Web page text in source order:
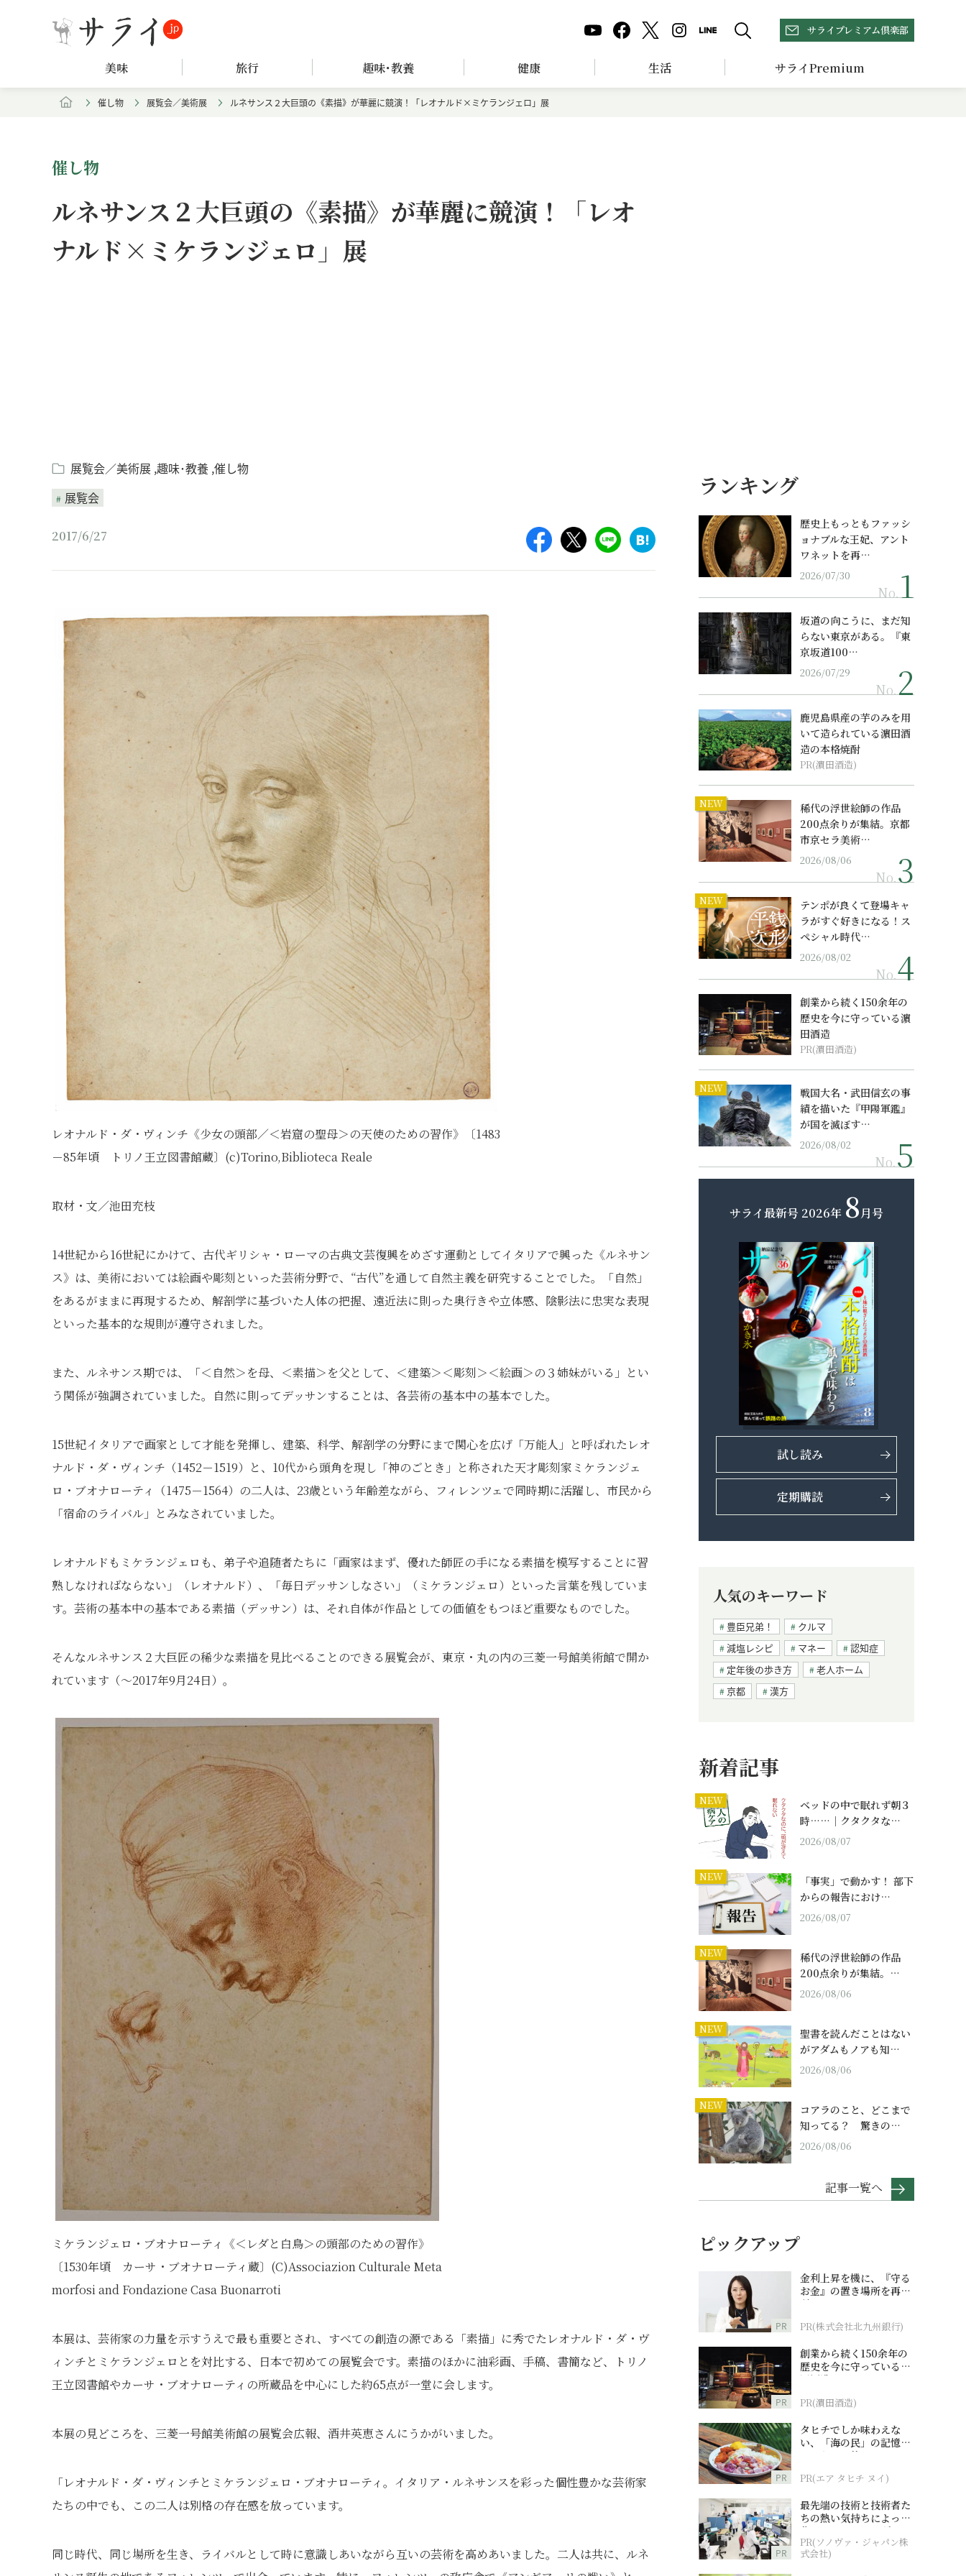
サライプレミアム倶楽部
美味 旅行 趣味･教養 健康 生活 サライPremium
催し物 展覧会／美術展 ルネサンス２大巨頭の《素描》が華麗に競演！「レオナルド×ミケランジェロ」展
催し物
ルネサンス２大巨頭の《素描》が華麗に競演！「レオ
ナルド×ミケランジェロ」展
展覧会／美術展 趣味･教養 催し物
展覧会
2017/6/27
レオナルド・ダ・ヴィンチ《少女の頭部／＜岩窟の聖母＞の天使のための習作》〔1483
－85年頃 トリノ王立図書館蔵〕(c)Torino,Biblioteca Reale
取材・文／池田充枝
14世紀から16世紀にかけて、古代ギリシャ・ローマの古典文芸復興をめざす運動としてイタリアで興った《ルネサン
ス》は、美術においては絵画や彫刻といった芸術分野で、“古代”を通して自然主義を研究することでした。「自然」
をあるがままに再現するため、解剖学に基づいた人体の把握、遠近法に則った奥行きや立体感、陰影法に忠実な表現
といった基本的な規則が遵守されました。
また、ルネサンス期では、「＜自然＞を母、＜素描＞を父として、＜建築＞＜彫刻＞＜絵画＞の３姉妹がいる」とい
う関係が強調されていました。自然に則ってデッサンすることは、各芸術の基本中の基本でした。
15世紀イタリアで画家として才能を発揮し、建築、科学、解剖学の分野にまで関心を広げ「万能人」と呼ばれたレオ
ナルド・ダ・ヴィンチ（1452－1519）と、10代から頭角を現し「神のごとき」と称された天才彫刻家ミケランジェ
ロ・ブオナローティ（1475－1564）の二人は、23歳という年齢差ながら、フィレンツェで同時期に活躍し、市民から
「宿命のライバル」とみなされていました。
レオナルドもミケランジェロも、弟子や追随者たちに「画家はまず、優れた師匠の手になる素描を模写することに習
熟しなければならない」（レオナルド）、「毎日デッサンしなさい」（ミケランジェロ）といった言葉を残していま
す。芸術の基本中の基本である素描（デッサン）は、それ自体が作品としての価値をもつほど重要なものでした。
そんなルネサンス２大巨匠の稀少な素描を見比べることのできる展覧会が、東京・丸の内の三菱一号館美術館で開か
れています（〜2017年9月24日）。
ミケランジェロ・ブオナローティ《＜レダと白鳥＞の頭部のための習作》
〔1530年頃 カーサ・ブオナローティ蔵〕(C)Associazion Culturale Meta
morfosi and Fondazione Casa Buonarroti
本展は、芸術家の力量を示すうえで最も重要とされ、すべての創造の源である「素描」に秀でたレオナルド・ダ・ヴ
ィンチとミケランジェロとを対比する、日本で初めての展覧会です。素描のほかに油彩画、手稿、書簡など、トリノ
王立図書館やカーサ・ブオナローティの所蔵品を中心にした約65点が一堂に会します。
本展の見どころを、三菱一号館美術館の展覧会広報、酒井英恵さんにうかがいました。
「レオナルド・ダ・ヴィンチとミケランジェロ・ブオナローティ。イタリア・ルネサンスを彩った個性豊かな芸術家
たちの中でも、この二人は別格の存在感を放っています。
同じ時代、同じ場所を生き、ライバルとして時に意識しあいながら互いの芸術を高めあいました。二人は共に、ルネ
ランキング
歴史上もっともファッシ
ョナブルな王妃、アント
ワネットを再…
2026/07/30
No.
坂道の向こうに、まだ知
らない東京がある。『東
京坂道100…
2026/07/29
No.
鹿児島県産の芋のみを用
いて造られている濵田酒
造の本格焼酎
PR(濵田酒造)
NEW
稀代の浮世絵師の作品
200点余りが集結。京都
市京セラ美術…
2026/08/06
No.
NEW
テンポが良くて登場キャ
ラがすぐ好きになる！ス
ペシャル時代…
2026/08/02
No.
創業から続く150余年の
歴史を今に守っている濵
田酒造
PR(濵田酒造)
NEW
戦国大名・武田信玄の事
績を描いた『甲陽軍鑑』
が国を滅ぼす…
2026/08/02
No.
サライ最新号 2026年 8月号
試し読み
定期購読
人気のキーワード
豊臣兄弟！
クルマ
減塩レシピ
マネー
認知症
定年後の歩き方
老人ホーム
京都
漢方
新着記事
NEW
ベッドの中で眠れず朝３
時……｜クタクタな…
2026/08/07
NEW
「事実」で動かす！ 部下
からの報告におけ…
2026/08/07
NEW
稀代の浮世絵師の作品
200点余りが集結。…
2026/08/06
NEW
聖書を読んだことはない
がアダムもノアも知…
2026/08/06
NEW
コアラのこと、どこまで
知ってる？ 驚きの…
2026/08/06
記事一覧へ
ピックアップ
PR
金利上昇を機に、『守る
お金』の置き場所を再検
討
PR(株式会社北九州銀行)
PR
創業から続く150余年の
歴史を今に守っている濵
田酒造
PR(濵田酒造)
PR
タヒチでしか味わえな
い、「海の民」の記憶へ
とつながる旅
PR(エア タヒチ ヌイ)
PR
最先端の技術と技術者た
ちの熱い気持ちによって
作られているオーダーメ
イド補聴器
PR(ソノヴァ・ジャパン株
式会社)